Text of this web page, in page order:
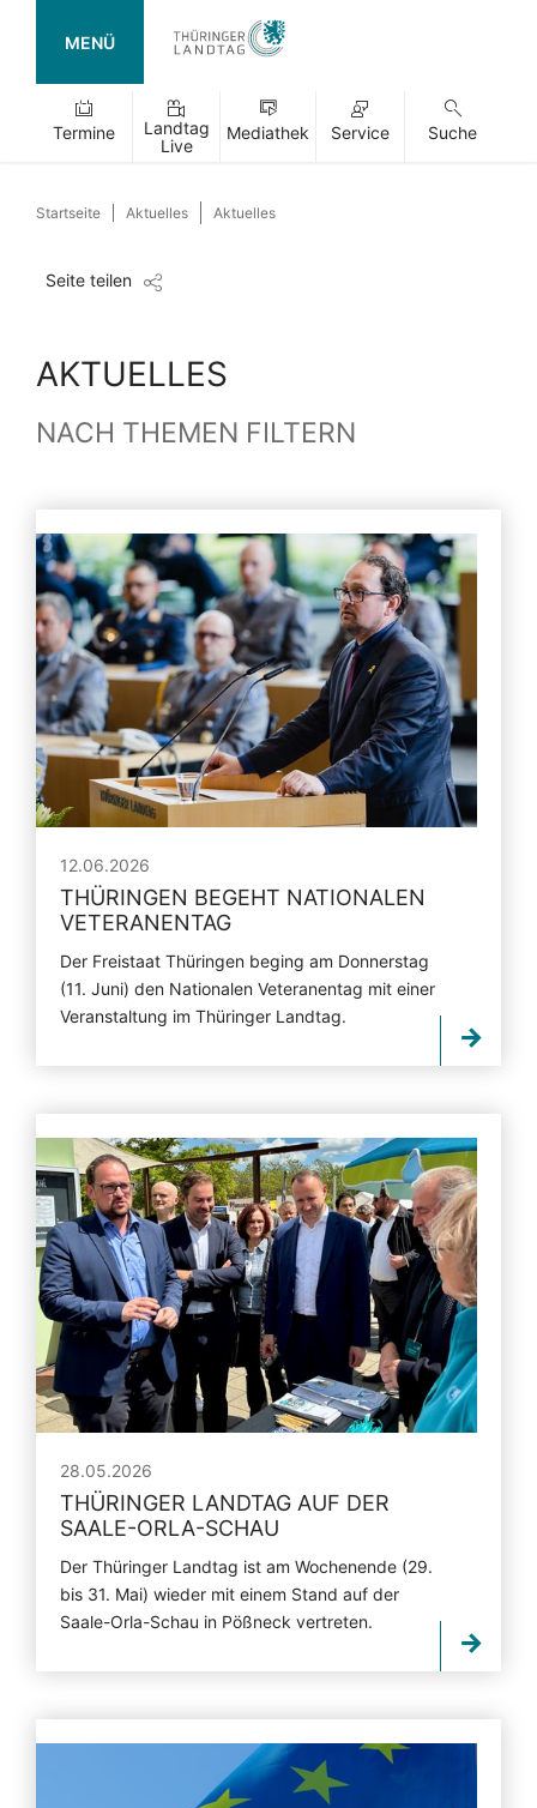
MENÜ
Termine
Landtag
Live
Mediathek Service Suche
Startseite Aktuelles Aktuelles
Seite teilen
AKTUELLES
NACH THEMEN FILTERN
12.06.2026
THÜRINGEN BEGEHT NATIONALEN
VETERANENTAG
Der Freistaat Thüringen beging am Donnerstag
(11. Juni) den Nationalen Veteranentag mit einer
Veranstaltung im Thüringer Landtag.
28.05.2026
THÜRINGER LANDTAG AUF DER
SAALE-ORLA-SCHAU
Der Thüringer Landtag ist am Wochenende (29.
bis 31. Mai) wieder mit einem Stand auf der
Saale-Orla-Schau in Pößneck vertreten.